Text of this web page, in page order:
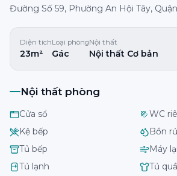
Đường Số 59, Phường An Hội Tây,
Diện tích
23m²
Loại phòng
Gác
Nội thất
Nội thất Cơ bản
Nội thất phòng
Cửa sổ
WC
Kệ bếp
Bồn
Tủ bếp
Máy
Tủ lạnh
Tủ